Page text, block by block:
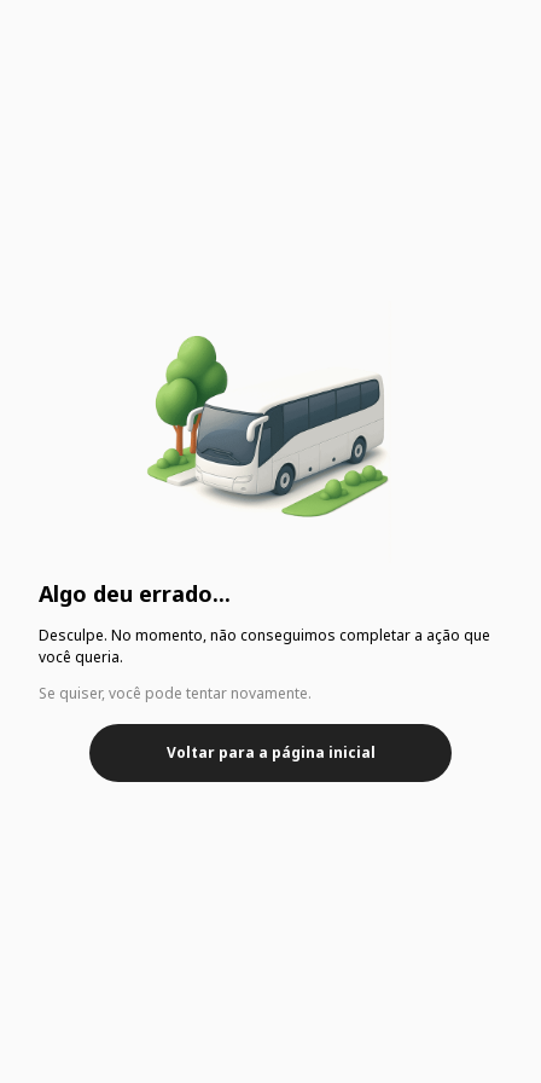
Algo deu errado...
Desculpe. No momento, não conseguimos completar a ação que
você queria.
Se quiser, você pode tentar novamente.
Voltar para a página inicial